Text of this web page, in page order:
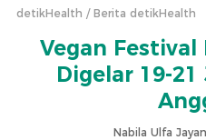
detikHealth Berita detikHealth
Vegan Festival
Digelar 19-
Nabila Ulfa